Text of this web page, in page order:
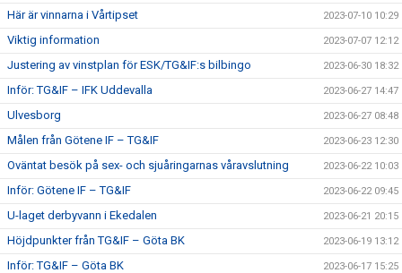
Här är vinnarna i Vårtipset 2023-07-10 10:29
Viktig information 2023-07-07 12:12
Justering av vinstplan för ESK/TG&IF:s bilbingo 2023-06-30 18:32
Inför: TG&IF – IFK Uddevalla 2023-06-27 14:47
Ulvesborg 2023-06-27 08:48
Målen från Götene IF – TG&IF 2023-06-23 12:30
Oväntat besök på sex- och sjuåringarnas våravslutning 2023-06-22 10:03
Inför: Götene IF – TG&IF 2023-06-22 09:45
U-laget derbyvann i Ekedalen 2023-06-21 20:15
Höjdpunkter från TG&IF – Göta BK 2023-06-19 13:12
Inför: TG&IF – Göta BK 2023-06-17 15:25